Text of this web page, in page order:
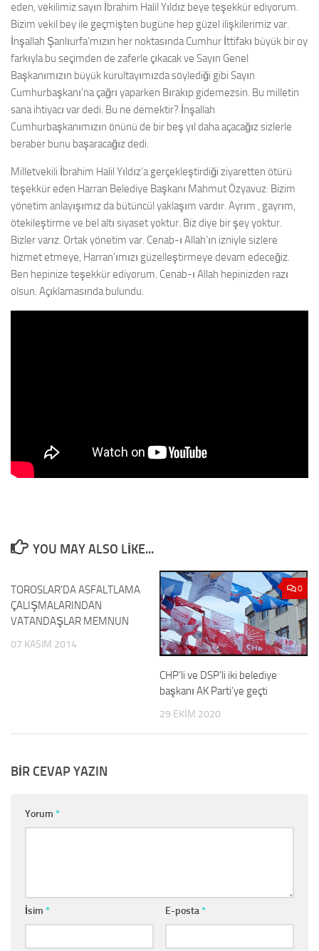
eden, vekilimiz sayın İbrahim Halil Yıldız beye teşekkür ediyorum.
Bizim vekil bey ile geçmişten bugüne hep güzel ilişkilerimiz var.
İnşallah Şanlıurfa’mızın her noktasında Cumhur İttifakı büyük bir oy
farkıyla bu seçimden de zaferle çıkacak ve Sayın Genel
Başkanımızın büyük kurultayımızda söylediği gibi Sayın
Cumhurbaşkanı’na çağrı yaparken Bırakıp gidemezsin. Bu milletin
sana ihtiyacı var dedi. Bu ne demektir? İnşallah
Cumhurbaşkanımızın önünü de bir beş yıl daha açacağız sizlerle
beraber bunu başaracağız dedi.
Milletvekili İbrahim Halil Yıldız’a gerçekleştirdiği ziyaretten ötürü
teşekkür eden Harran Belediye Başkanı Mahmut Özyavuz: Bizim
yönetim anlayışımız da bütüncül yaklaşım vardır. Ayrım , gayrım,
ötekileştirme ve bel altı siyaset yoktur. Biz diye bir şey yoktur.
Bizler varız. Ortak yönetim var. Cenab-ı Allah’ın izniyle sizlere
hizmet etmeye, Harran’ımızı güzelleştirmeye devam edeceğiz.
Ben hepinize teşekkür ediyorum. Cenab-ı Allah hepinizden razı
olsun. Açıklamasında bulundu.
YOU MAY ALSO LIKE...
TOROSLAR’DA ASFALTLAMA
ÇALIŞMALARINDAN
VATANDAŞLAR MEMNUN
07 KASIM 2014
0
CHP’li ve DSP’li iki belediye
başkanı AK Parti’ye geçti
29 EKIM 2020
BIR CEVAP YAZIN
Yorum *
İsim * E-posta*